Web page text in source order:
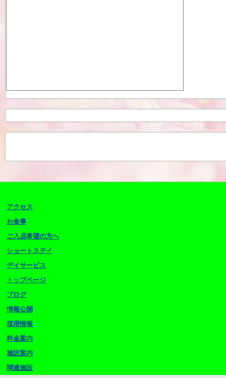
アクセス
お食事
ご入居希望の方へ
ショートステイ
デイサービス
トップページ
ブログ
情報公開
採用情報
料金案内
施設案内
関連施設